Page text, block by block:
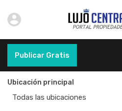
Publicar Gratis
Ubicación principal
Todas las ubicaciones